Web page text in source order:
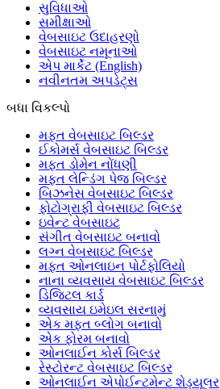
સુવિધાઓ
સમીક્ષાઓ
વેબસાઇટ ઉદાહરણો
વેબસાઇટ નમૂનાઓ
એપ માર્કેટ (English)
નવીનતમ અપડેટ્સ
બધા વિકલ્પો
મફત વેબસાઇટ બિલ્ડર
ઈકોમર્સ વેબસાઇટ બિલ્ડર
મફત ડોમેન નોંધણી
મફત લેન્ડિંગ પેજ બિલ્ડર
બિઝનેસ વેબસાઇટ બિલ્ડર
ફોટોગ્રાફી વેબસાઇટ બિલ્ડર
ઇવેન્ટ વેબસાઇટ
સંગીત વેબસાઇટ બનાવો
લગ્ન વેબસાઇટ બિલ્ડર
મફત ઓનલાઇન પોર્ટફોલિયો
નાના વ્યવસાય વેબસાઇટ બિલ્ડર
ડિજિટલ કાર્ડ
વ્યવસાય ઇમેઇલ સરનામું
એક મફત બ્લોગ બનાવો
એક ફોરમ બનાવો
ઓનલાઈન કોર્સ બિલ્ડર
રેસ્ટોરન્ટ વેબસાઇટ બિલ્ડર
ઓનલાઈન એપોઈન્ટમેન્ટ શેડ્યૂલર